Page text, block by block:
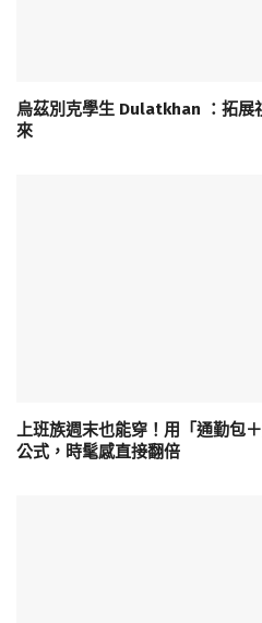
烏茲別克學生 Dulatkhan ：拓展
來
上班族週末也能穿！用「通勤包
公式，時髦感直接翻倍